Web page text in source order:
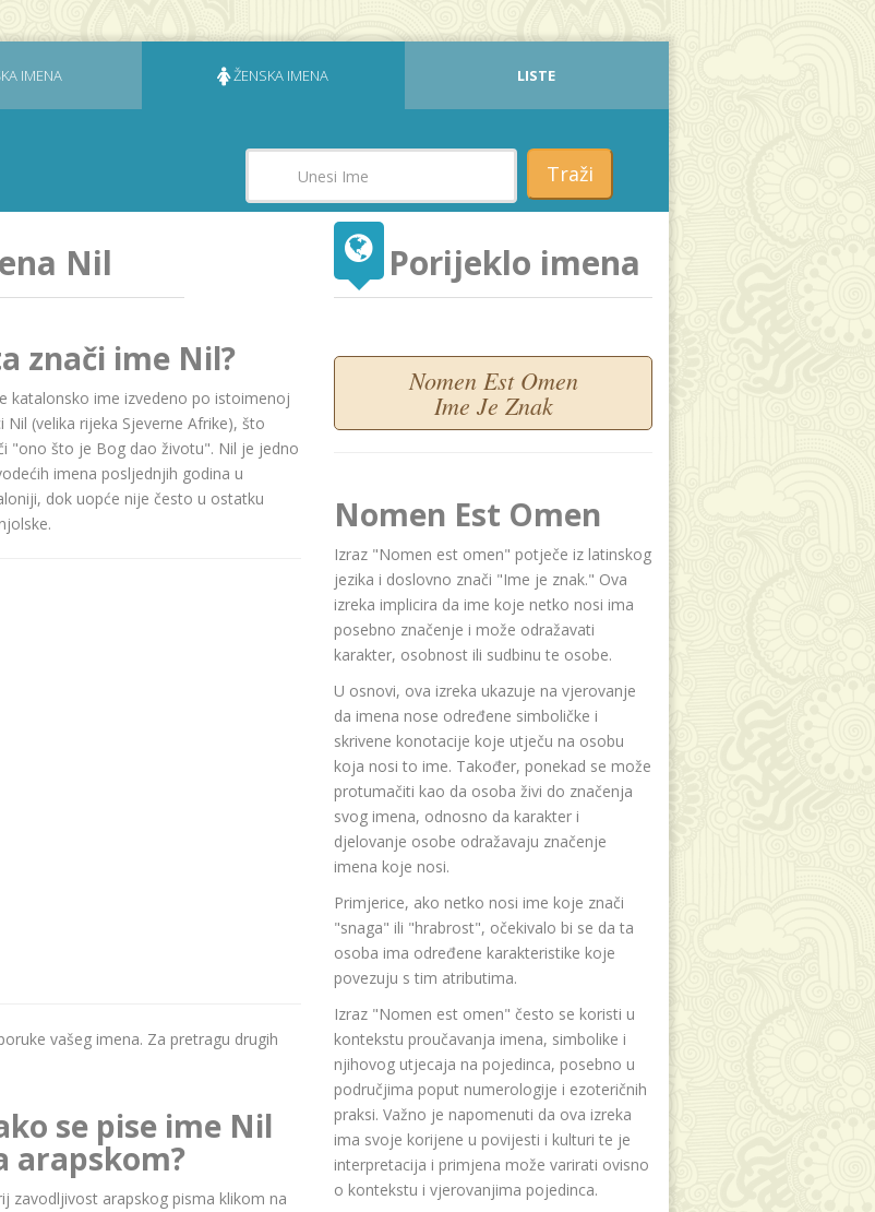
IMENA ŽENSKA IMENA LISTE
Traži
Nil
znači ime Nil?
katalonsko ime izvedeno po istoimenoj
Nil (velika rijeka Sjeverne Afrike), što
"ono što je Bog dao životu". Nil je jedno
imena posljednjih godina u
dok uopće nije često u ostatku
vašeg imena. Za pretragu drugih
se pise ime Nil
arapskom?
zavodljivost arapskog pisma klikom na
Porijeklo imena
Nomen Est Omen
Ime Je Znak
Nomen Est Omen
Izraz "Nomen est omen" potječe iz latinskog
jezika i doslovno znači "Ime je znak." Ova
izreka implicira da ime koje netko nosi ima
posebno značenje i može odražavati
karakter, osobnost ili sudbinu te osobe.
U osnovi, ova izreka ukazuje na vjerovanje
da imena nose određene simboličke i
skrivene konotacije koje utječu na osobu
koja nosi to ime. Također, ponekad se može
protumačiti kao da osoba živi do značenja
svog imena, odnosno da karakter i
djelovanje osobe odražavaju značenje
imena koje nosi.
Primjerice, ako netko nosi ime koje znači
"snaga" ili "hrabrost", očekivalo bi se da ta
osoba ima određene karakteristike koje
povezuju s tim atributima.
Izraz "Nomen est omen" često se koristi u
kontekstu proučavanja imena, simbolike i
njihovog utjecaja na pojedinca, posebno u
područjima poput numerologije i ezoteričnih
praksi. Važno je napomenuti da ova izreka
ima svoje korijene u povijesti i kulturi te je
interpretacija i primjena može varirati ovisno
o kontekstu i vjerovanjima pojedinca.